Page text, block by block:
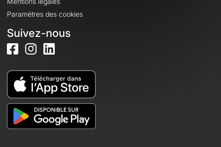
Paramètres des cookies
Suivez-nous